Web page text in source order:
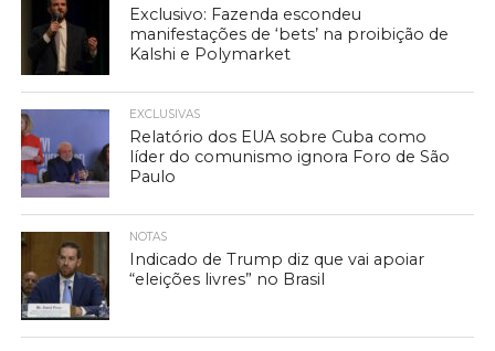
Exclusivo: Fazenda escondeu
manifestações de ‘bets’ na proibição de
Kalshi e Polymarket
EXCLUSIVAS
Relatório dos EUA sobre Cuba como
líder do comunismo ignora Foro de São
Paulo
NOTAS
Indicado de Trump diz que vai apoiar
“eleições livres” no Brasil